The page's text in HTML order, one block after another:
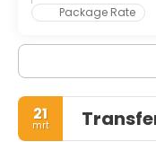
Package Rate
21
mrt